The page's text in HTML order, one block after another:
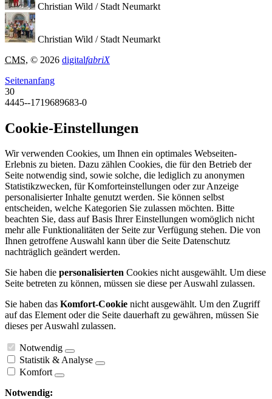
Christian Wild / Stadt Neumarkt
Christian Wild / Stadt Neumarkt
CMS, © 2026 digitalfabriX
Seitenanfang
30
4445--1719689683-0
Cookie-Einstellungen
Wir verwenden Cookies, um Ihnen ein optimales Webseiten-
Erlebnis zu bieten. Dazu zählen Cookies, die für den Betrieb der
Seite notwendig sind, sowie solche, die lediglich zu anonymen
Statistikzwecken, für Komforteinstellungen oder zur Anzeige
personalisierter Inhalte genutzt werden. Sie können selbst
entscheiden, welche Kategorien Sie zulassen möchten. Bitte
beachten Sie, dass auf Basis Ihrer Einstellungen womöglich nicht
mehr alle Funktionalitäten der Seite zur Verfügung stehen. Die von
Ihnen getroffene Auswahl kann über die Seite Datenschutz
nachträglich geändert werden.
Sie haben die personalisierten Cookies nicht ausgewählt. Um diese
Seite betreten zu können, müssen sie diese per Auswahl zulassen.
Sie haben das Komfort-Cookie nicht ausgewählt. Um den Zugriff
auf das Element oder die Seite dauerhaft zu gewähren, müssen Sie
dieses per Auswahl zulassen.
Notwendig
Statistik & Analyse
Komfort
Notwendig: